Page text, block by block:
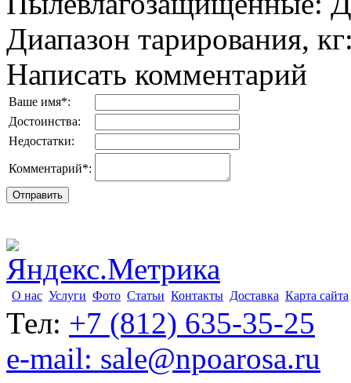
Диапазон тарирования, кг
Написать комментарий
Ваше имя*:
Достоинства:
Недостатки:
Комментарий*:
О нас Услуги Фото Статьи Контакты Доставка Карта сайта
Тел: +7 (812) 635-35-25
e-mail: sale@npoarosa.ru